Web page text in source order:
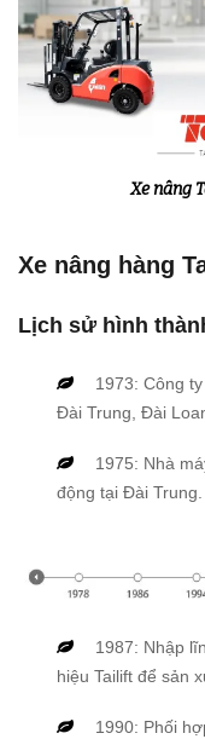
Xe nâng
Xe nâng hàng
Lịch sử hình
1973: Công
Đài Trung, Đài
1975: Nhà
động tại Đài Trung.
1987: Nhập
hiệu Tailift để sản
1990: Phối